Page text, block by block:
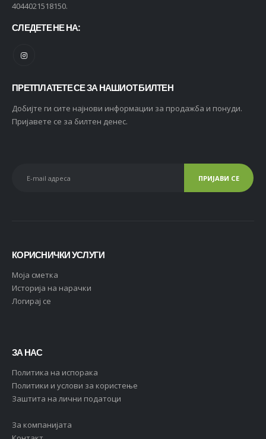
4044021518150.
СЛЕДЕТЕ НЕ НА:
ПРЕТПЛАТЕТЕ СЕ ЗА НАШИОТ БИЛТЕН
Добијте ги сите најнови информации за продажба и понуди.
Пријавете се за билтен денес.
КОРИСНИЧКИ УСЛУГИ
Moja сметка
Историја на нарачки
Логирај се
ЗА НАС
Политика на испорака
Политики и услови за користење
Заштита на лични податоци
За компанијата